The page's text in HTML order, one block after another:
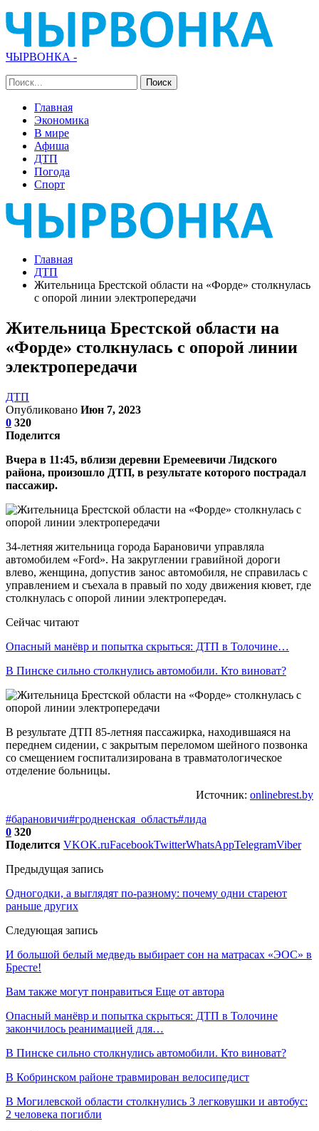
ЧЫРВОНКА -
Главная
Экономика
В мире
Афиша
ДТП
Погода
Спорт
Главная
ДТП
Жительница Брестской области на «Форде» столкнулась
с опорой линии электропередачи
Жительница Брестской области на
«Форде» столкнулась с опорой линии
электропередачи
ДТП
Опубликовано Июн 7, 2023
0 320
Поделится
Вчера в 11:45, вблизи деревни Еремеевичи Лидского
района, произошло ДТП, в результате которого пострадал
пассажир.
34-летняя жительница города Барановичи управляла
автомобилем «Ford». На закруглении гравийной дороги
влево, женщина, допустив занос автомобиля, не справилась с
управлением и съехала в правый по ходу движения кювет, где
столкнулась с опорой линии электропередач.
Сейчас читают
Опасный манёвр и попытка скрыться: ДТП в Толочине…
В Пинске сильно столкнулись автомобили. Кто виноват?
В результате ДТП 85-летняя пассажирка, находившаяся на
переднем сидении, с закрытым переломом шейного позвонка
со смещением госпитализирована в травматологическое
отделение больницы.
Источник: onlinebrest.by
#барановичи#гродненская_область#лида
0 320
Поделится VKOK.ruFacebookTwitterWhatsAppTelegramViber
Предыдущая запись
Одногодки, а выглядят по-разному: почему одни стареют
раньше других
Следующая запись
И большой белый медведь выбирает сон на матрасах «ЭОС» в
Бресте!
Вам также могут понравиться Еще от автора
Опасный манёвр и попытка скрыться: ДТП в Толочине
закончилось реанимацией для…
В Пинске сильно столкнулись автомобили. Кто виноват?
В Кобринском районе травмирован велосипедист
В Могилевской области столкнулись 3 легковушки и автобус:
2 человека погибли